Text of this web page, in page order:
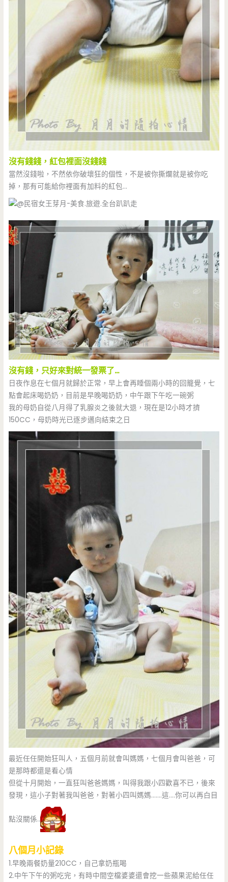
沒有錢錢，紅包裡面沒錢錢
當然沒錢啦，不然依你破壞狂的個性，不是被你撕爛就是被你吃
掉，那有可能給你裡面有加料的紅包…
沒有錢，只好來對統一發票了…
日夜作息在七個月就歸於正常，早上會再睡個兩小時的回籠覺，七
點會起床喝奶奶，目前是早晚喝奶奶，中午跟下午吃一碗粥
我的母奶自從八月得了乳腺炎之後就大退，現在是12小時才擠
150CC，母奶時光已逐步邁向結束之日
最近任任開始狂叫人，五個月前就會叫媽媽，七個月會叫爸爸，可
是那時都還是看心情
但從十月開始，一直狂叫爸爸媽媽，叫得我跟小四歡喜不已，後來
發現，這小子對著我叫爸爸，對著小四叫媽媽…….這….你可以再白目
點沒關係..
八個月小記錄
1.早晚兩餐奶量210CC，自己拿奶瓶喝
2.中午下午的粥吃完，有時中間空檔婆婆還會挖一些蘋果泥給任任